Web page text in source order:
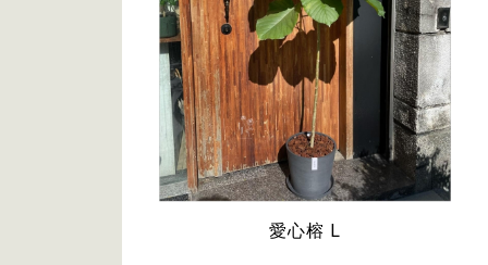
愛心榕 L